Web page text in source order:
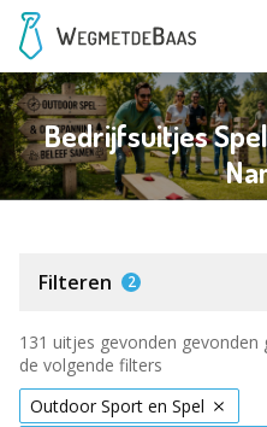
Bedrijfsuitjes
Filteren 2
131 uitjes gevonden gevonden
de volgende filters
Outdoor Sport en Spel